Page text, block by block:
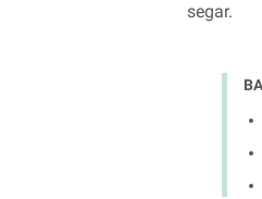
segar.